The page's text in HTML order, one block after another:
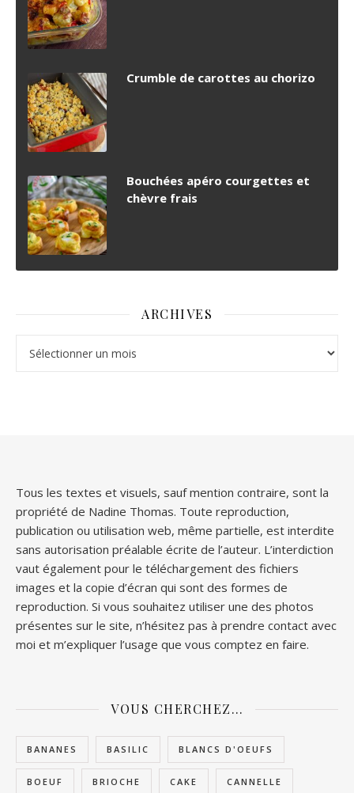
Crumble de carottes au chorizo
Bouchées apéro courgettes et
chèvre frais
ARCHIVES
Tous les textes et visuels, sauf mention contraire, sont la
propriété de Nadine Thomas. Toute reproduction,
publication ou utilisation web, même partielle, est interdite
sans autorisation préalable écrite de l’auteur. L’interdiction
vaut également pour le téléchargement des fichiers
images et la copie d’écran qui sont des formes de
reproduction. Si vous souhaitez utiliser une des photos
présentes sur le site, n’hésitez pas à prendre contact avec
moi et m’expliquer l’usage que vous comptez en faire.
VOUS CHERCHEZ…
BANANES BASILIC BLANCS D'OEUFS
BOEUF BRIOCHE CAKE CANNELLE